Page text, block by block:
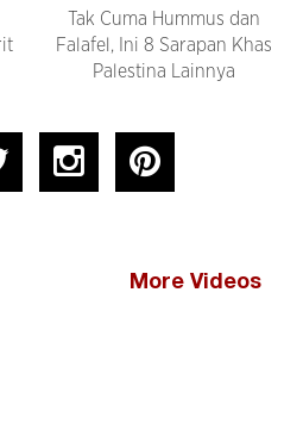
Tak Cuma Hummus dan
Falafel, Ini 8 Sarapan Khas
Palestina Lainnya
More Videos